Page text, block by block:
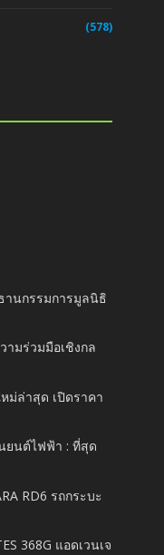
(578)
านกรรมการมูลนิธิ
มร่วมมือเชิงกล
ม่ล่าสุด เปิดราคา
ยนต์ไฟฟ้า : ที่สุด
RD6 รถกระบะ
368G แอดเวนเจ